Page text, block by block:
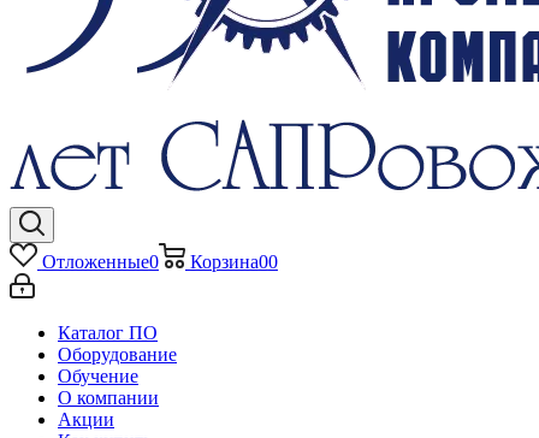
Отложенные0 Корзина00
Каталог ПО
Оборудование
Обучение
О компании
Акции